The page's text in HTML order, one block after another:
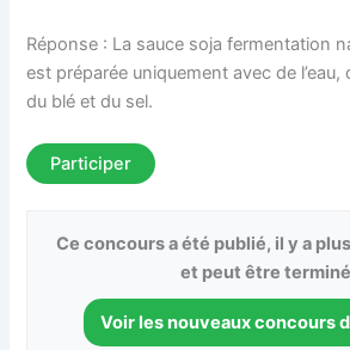
Réponse : La sauce soja fermentation
est préparée uniquement avec de
du blé et du sel.
Participer
Ce concours a été publié, il y a
et peut être
Voir les nouveaux concours